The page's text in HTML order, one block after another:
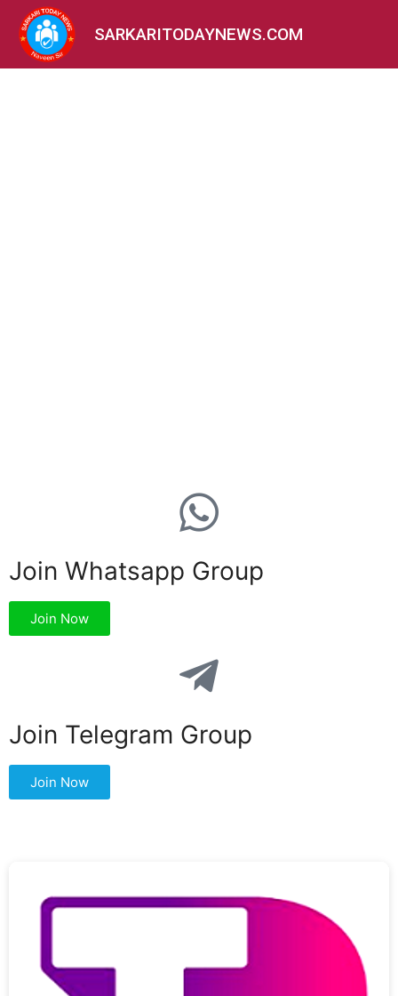
SARKARITODAYNEWS.COM
Join Whatsapp Group
Join Now
Join Telegram Group
Join Now